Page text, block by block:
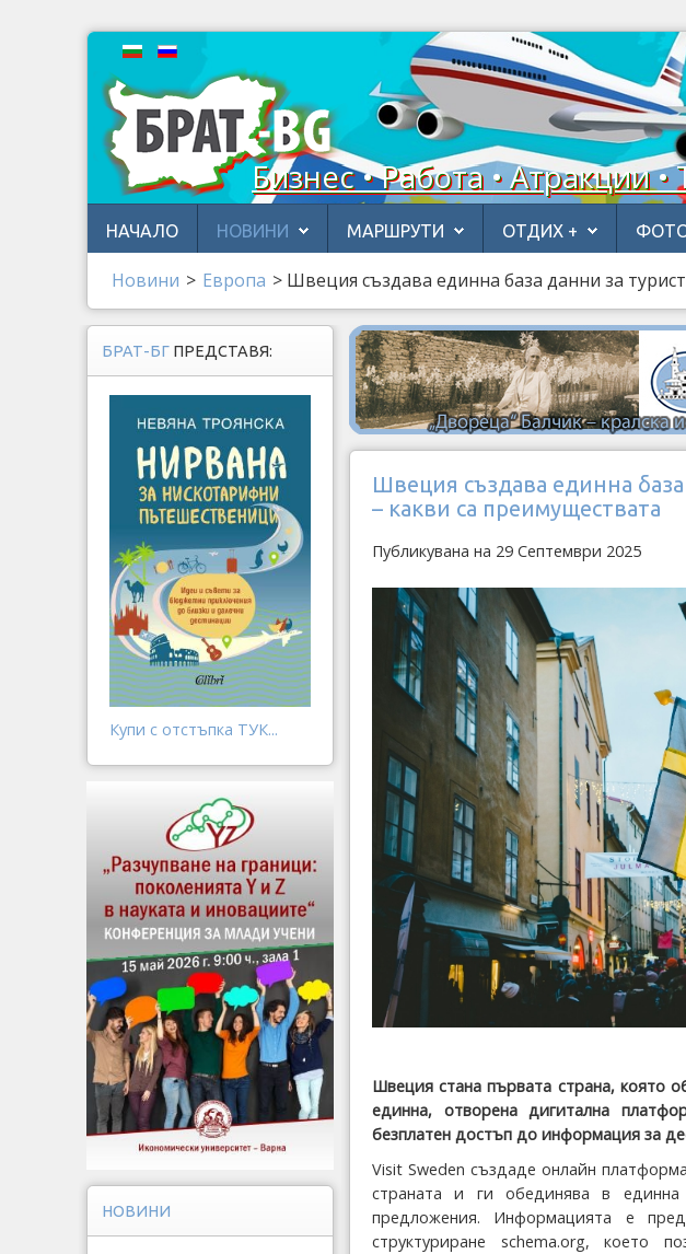
Бизнес • Работа • Атракции
НАЧАЛО НОВИНИ МАРШРУТИ ОТДИХ +
Новини > Европа > Швеция създава единна база данни за
Швеция създава единна
– какви са преимуществата
Публикувана на 29 Септември 2025
Швеция стана първата страна, която
единна, отворена дигитална
безплатен достъп до информация за
Visit Sweden създаде онлайн
страната и ги обединява в
предложения. Информацията е
структуриране schema.org, което
БРАТ-БГ ПРЕДСТАВЯ:
Купи с отстъпка ТУК...
НОВИНИ